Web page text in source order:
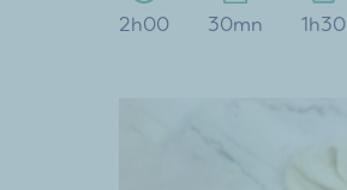
2h00 30mn 1h30